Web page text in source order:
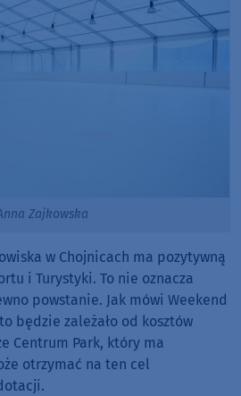
Zajkowska
w Chojnicach ma pozytywną
i Turystyki. To nie oznacza
powstanie. Jak mówi Weekend
będzie zależało od kosztów
Centrum Park, który ma
otrzymać na ten cel